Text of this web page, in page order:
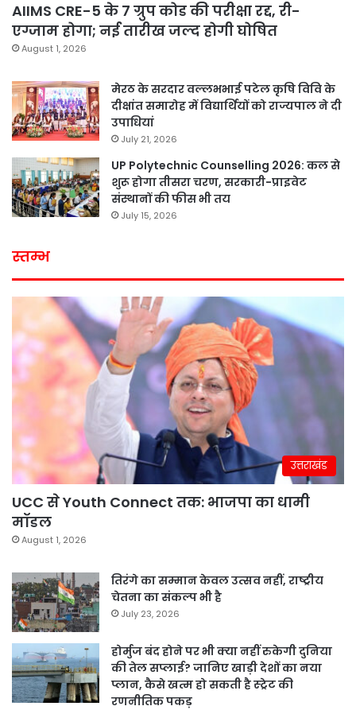
AIIMS CRE-5 के 7 ग्रुप कोड की परीक्षा रद्द, री-
एग्जाम होगा; नई तारीख जल्द होगी घोषित
August 1, 2026
मेरठ के सरदार वल्लभभाई पटेल कृषि विवि के
दीक्षांत समारोह में विद्यार्थियों को राज्यपाल ने दी
उपाधियां
July 21, 2026
UP Polytechnic Counselling 2026: कल से
शुरू होगा तीसरा चरण, सरकारी-प्राइवेट
संस्थानों की फीस भी तय
July 15, 2026
स्तम्भ
उत्तराखंड
UCC से Youth Connect तक: भाजपा का धामी
मॉडल
August 1, 2026
तिरंगे का सम्मान केवल उत्सव नहीं, राष्ट्रीय
चेतना का संकल्प भी है
July 23, 2026
होर्मुज बंद होने पर भी क्या नहीं रुकेगी दुनिया
की तेल सप्लाई? जानिए खाड़ी देशों का नया
प्लान, कैसे खत्म हो सकती है स्ट्रेट की
रणनीतिक पकड़